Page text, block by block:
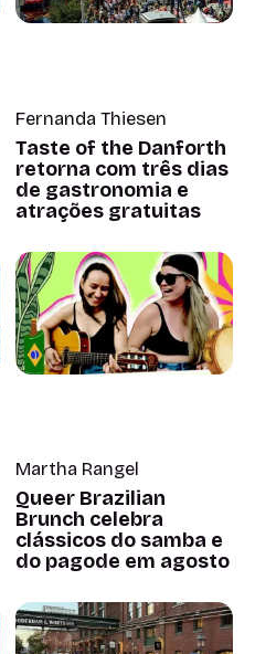
Fernanda Thiesen
Taste of the Danforth
retorna com três dias
de gastronomia e
atrações gratuitas
Martha Rangel
Queer Brazilian
Brunch celebra
clássicos do samba e
do pagode em agosto